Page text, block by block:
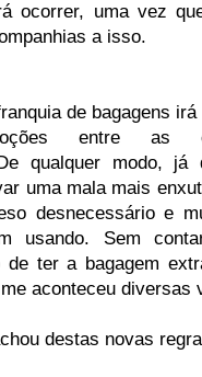
ocorrer, uma vez
a isso.
de bagagens
entre as
qualquer modo, já
uma mala mais
desnecessário e
usando. Sem
de ter a bagagem
aconteceu diversas
destas novas